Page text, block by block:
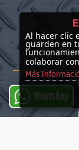
WhatsApp
Al hacer clic
guarden en
colaborar
Más